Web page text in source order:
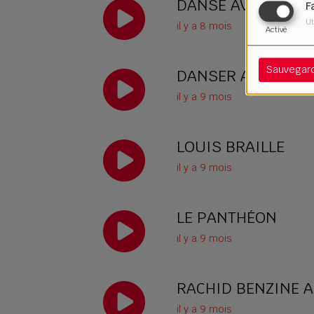
Activé
DANSE AVEC LES
il y a 8 mois
DANSER AVEC LES
il y a 9 mois
LOUIS BRAILLE
il y a 9 mois
LE PANTHÉON
il y a 9 mois
RACHID BENZINE
il y a 9 mois